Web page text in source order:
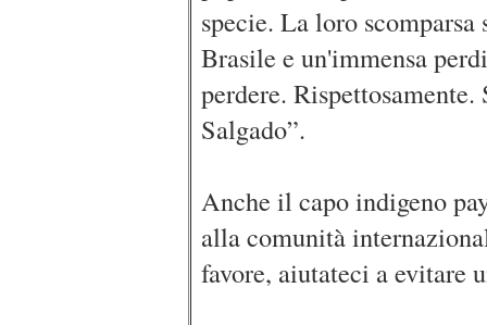
specie. La loro
Brasile e un'immensa
perdere.
Salgado”.
Anche il capo indigeno
alla comunità
favore, aiutateci a evitare